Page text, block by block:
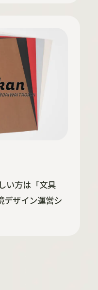
い方は「文具
デザイン運営シ